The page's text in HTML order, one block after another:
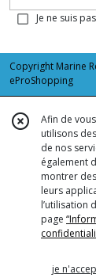
Je ne suis
Copyright Marine
eProShopping
Afin de
utilisons
de nos
également
montrer
leurs
l’utilisation
page
je